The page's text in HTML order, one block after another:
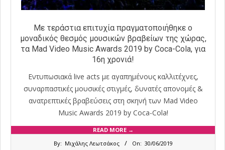
Με τεράστια επιτυχία πραγματοποιήθηκε ο
μοναδικός θεσμός μουσικών βραβείων της χώρας,
τα Mad Video Music Awards 2019 by Coca-Cola, για
16η χρονιά!
Εντυπωσιακά live acts με αγαπημένους καλλιτέχνες,
συναρπαστικές μουσικές στιγμές, δυνατές απονομές &
ανατρεπτικές βραβεύσεις στη σκηνή των Mad Video
Music Awards 2019 by Coca-Cola!
READ MORE →
By: Μιχάλης Λεωτσάκος On: 30/06/2019